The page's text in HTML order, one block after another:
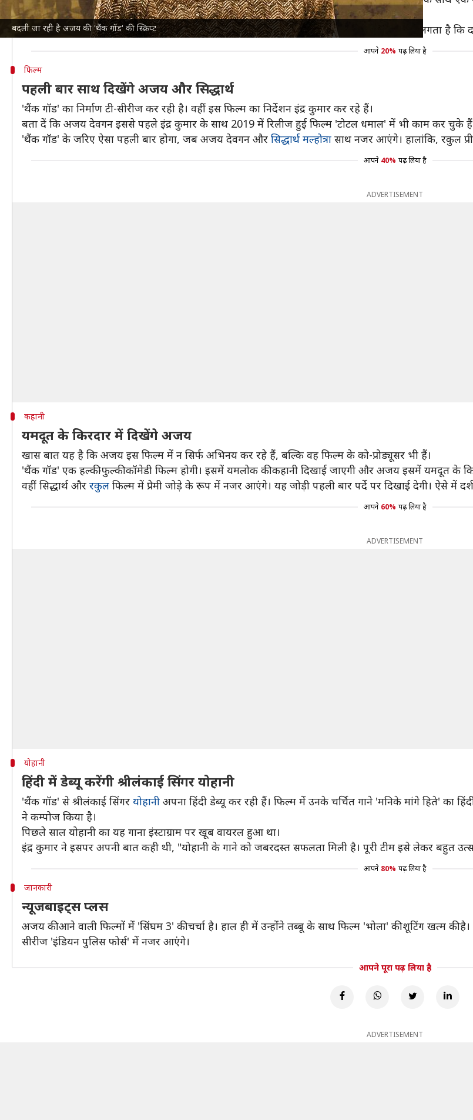
बदली जा रही है अजय की 'थैंक गॉड' की स्क्रिप्ट
अब फिल्म की स्क्रिप्ट में बदलाव करके फिल्म में कॉमेडी का तड़का बढ़ाने का फैसला किया गया है।
महामारी के बाद सिनेमाघरों में फिल्मों की पस्त हालत को देखकर यह फैसला लिया गया है। निर्माताओं को लगता है
आपने 20% पढ़ लिया है
फिल्म
पहली बार साथ दिखेंगे अजय और सिद्धार्थ
'थैंक गॉड' का निर्माण टी-सीरीज कर रही है। वहीं इस फिल्म का निर्देशन इंद्र कुमार कर रहे हैं।
बता दें कि अजय देवगन इससे पहले इंद्र कुमार के साथ 2019 में रिलीज हुई फिल्म 'टोटल धमाल' में भी काम कर चुके
'थैंक गॉड' के जरिए ऐसा पहली बार होगा, जब अजय देवगन और सिद्धार्थ मल्होत्रा साथ नजर आएंगे। हालांकि, रकुल
आपने 40% पढ़ लिया है
ADVERTISEMENT
कहानी
यमदूत के किरदार में दिखेंगे अजय
खास बात यह है कि अजय इस फिल्म में न सिर्फ अभिनय कर रहे हैं, बल्कि वह फिल्म के को-प्रोड्यूसर भी हैं।
'थैंक गॉड' एक हल्की-फुल्की कॉमेडी फिल्म होगी। इसमें यमलोक की कहानी दिखाई जाएगी और अजय इसमें यमदूत के
वहीं सिद्धार्थ और रकुल फिल्म में प्रेमी जोड़े के रूप में नजर आएंगे। यह जोड़ी पहली बार पर्दे पर दिखाई देगी। ऐसे में
आपने 60% पढ़ लिया है
ADVERTISEMENT
योहानी
हिंदी में डेब्यू करेंगी श्रीलंकाई सिंगर योहानी
'थैंक गॉड' से श्रीलंकाई सिंगर योहानी अपना हिंदी डेब्यू कर रही हैं। फिल्म में उनके चर्चित गाने 'मनिके मांगे हिते' का
ने कम्पोज किया है।
पिछले साल योहानी का यह गाना इंस्टाग्राम पर खूब वायरल हुआ था।
इंद्र कुमार ने इसपर अपनी बात कही थी, "योहानी के गाने को जबरदस्त सफलता मिली है। पूरी टीम इसे लेकर बहुत
आपने 80% पढ़ लिया है
जानकारी
न्यूजबाइट्स प्लस
अजय की आने वाली फिल्मों में 'सिंघम 3' की चर्चा है। हाल ही में उन्होंने तब्बू के साथ फिल्म 'भोला' की शूटिंग खत्म की है।
सीरीज 'इंडियन पुलिस फोर्स' में नजर आएंगे।
आपने पूरा पढ़ लिया है
ADVERTISEMENT